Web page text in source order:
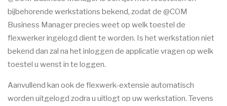
bijbehorende werkstations bekend, zodat de @COM
Business Manager precies weet op welk toestel de
flexwerker ingelogd dient te worden. Is het werkstation niet
bekend dan zal na het inloggen de applicatie vragen op welk
toestel u wenst in te loggen.
Aanvullend kan ook de flexwerk-extensie automatisch
worden uitgelogd zodra u uitlogt op uw werkstation. Tevens